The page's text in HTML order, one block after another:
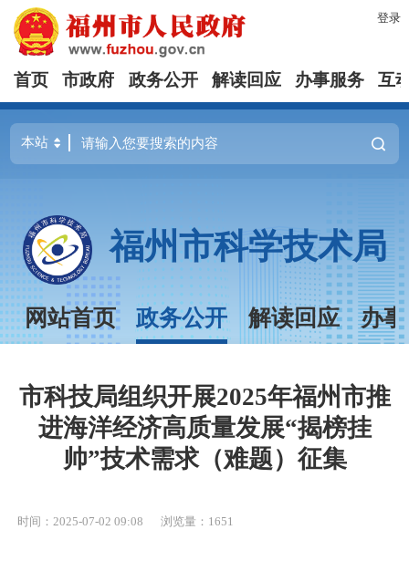
登录
首页 市政府 政务公开 解读回应 办事服务 互
福州市科学技术局
网站首页 政务公开 解读回应 办
市科技局组织开展2025年福州市推
进海洋经济高质量发展“揭榜挂
帅”技术需求（难题）征集
时间：2025-07-02 09:08 浏览量：1651